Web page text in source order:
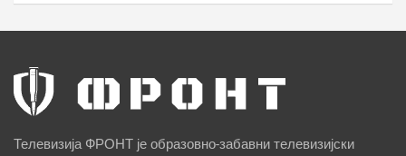
Телевизија ФРОНТ је образовно-забавни телевизијски